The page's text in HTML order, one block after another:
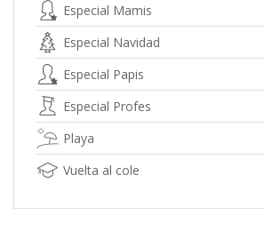
Especial Mamis
Especial Navidad
Especial Papis
Especial Profes
Playa
Vuelta al cole